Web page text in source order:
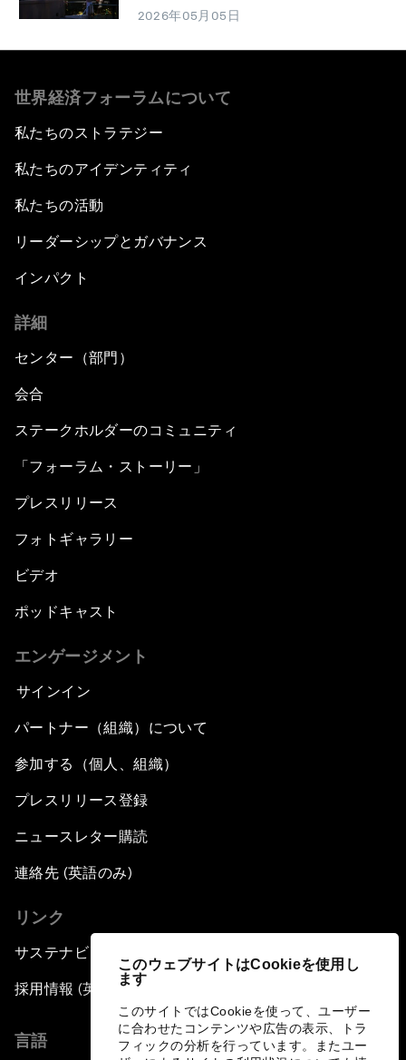
このウェブサイトはCookieを使用し
ます
このサイトではCookieを使って、ユーザー
に合わせたコンテンツや広告の表示、トラ
フィックの分析を行っています。またユー
2026年05月05日
世界経済フォーラムについて
私たちのストラテジー
私たちのアイデンティティ
私たちの活動
リーダーシップとガバナンス
インパクト
詳細
センター（部門）
会合
ステークホルダーのコミュニティ
「フォーラム・ストーリー」
プレスリリース
フォトギャラリー
ビデオ
ポッドキャスト
エンゲージメント
サインイン
パートナー（組織）について
参加する（個人、組織）
プレスリリース登録
ニュースレター購読
連絡先 (英語のみ)
リンク
サステナビリティへの取り組み
採用情報 (英語のみ)
言語